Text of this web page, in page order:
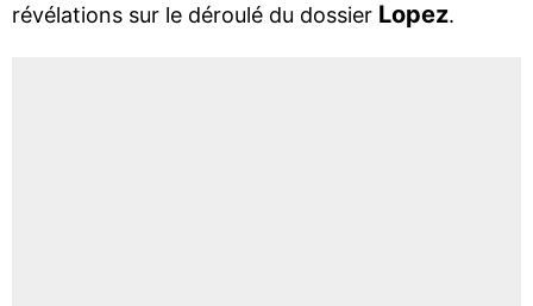
révélations sur le déroulé du dossier Lopez.